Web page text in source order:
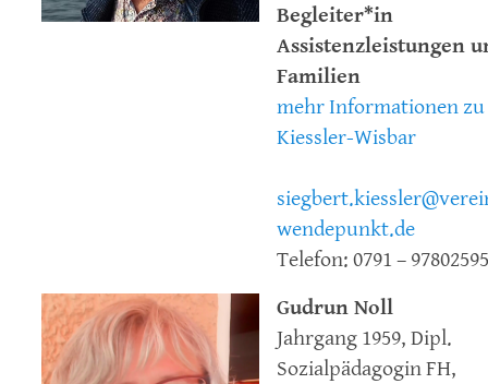
Begleiter*in
Assistenzleistungen
Familien
mehr Informationen zu
Kiessler-Wisbar
wendepunkt.de
Telefon: 0791 – 97802595
Gudrun Noll
Jahrgang 1959, Dipl.
Sozialpädagogin FH,